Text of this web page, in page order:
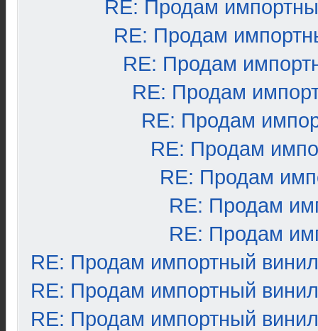
RE: Продам
RE: Продам
RE: Продам
RE: Продам
RE: Продам
RE: Продам
RE: Продам
RE: Продам
RE: Продам
RE: Продам импортный винил
RE: Продам импортный винил
RE: Продам импортный винил